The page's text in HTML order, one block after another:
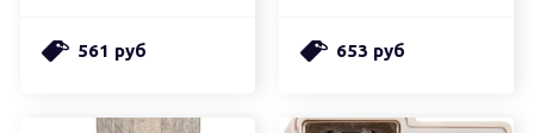
561 руб 653 руб